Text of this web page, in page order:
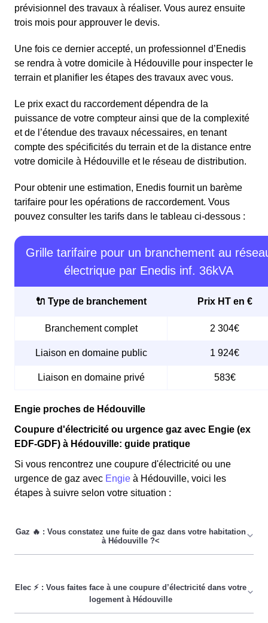
prévisionnel des travaux à réaliser. Vous aurez ensuite
trois mois pour approuver le devis.
Une fois ce dernier accepté, un professionnel d’Enedis
se rendra à votre domicile à Hédouville pour inspecter le
terrain et planifier les étapes des travaux avec vous.
Le prix exact du raccordement dépendra de la
puissance de votre compteur ainsi que de la complexité
et de l’étendue des travaux nécessaires, en tenant
compte des spécificités du terrain et de la distance entre
votre domicile à Hédouville et le réseau de distribution.
Pour obtenir une estimation, Enedis fournit un barème
tarifaire pour les opérations de raccordement. Vous
pouvez consulter les tarifs dans le tableau ci-dessous :
Grille tarifaire pour un branchement au
électrique par Enedis inf. 36kVA
🔌 Type de branchement Prix HT en €
Branchement complet 2 304€
Liaison en domaine public 1 924€
Liaison en domaine privé 583€
Engie proches de Hédouville
Coupure d'électricité ou urgence gaz avec Engie (ex
EDF-GDF) à Hédouville: guide pratique
Si vous rencontrez une coupure d'électricité ou une
urgence de gaz avec Engie à Hédouville, voici les
étapes à suivre selon votre situation :
voici les démarches à suivre :Étape 1 :Premièrement,
ouvrez toutes les fenêtresde votre maison
l'Hédouvillois pour garantir une bonne aération.Étape 2